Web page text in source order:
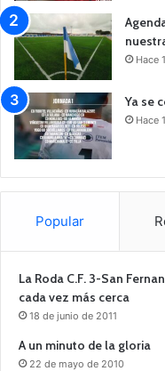
Hace
Ya se
Hace
Popular
La Roda C.F. 3-San
cada vez más cerca
18 de junio de 2011
A un minuto de la gloria
22 de mayo de 2010